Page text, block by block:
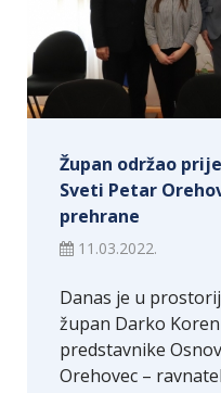
Župan održao
Sveti Petar
prehrane
11.03.2022.
Danas je u
župan Darko
predstavnike
Orehovec –